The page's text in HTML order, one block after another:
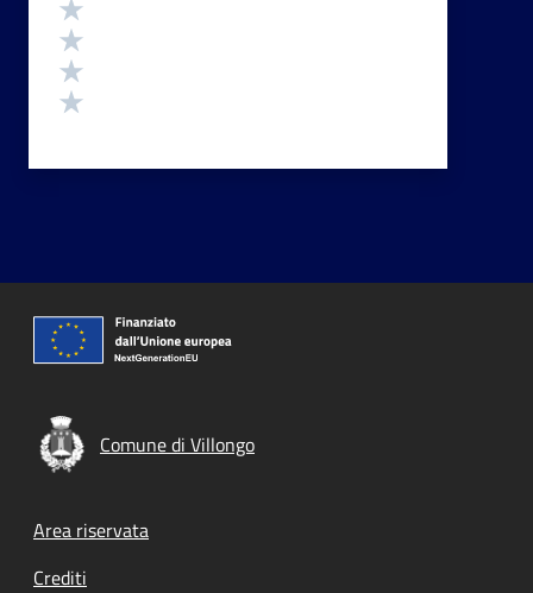
Comune di Villongo
Footer menu
Area riservata
Crediti